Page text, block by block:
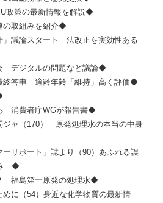
策の最新情報を解説◆
の取組みを紹介◆
議論スタート 法改正を実効性ある
デジタルの問題など議論◆
答申 適齢年齢「維持」高く評価◆
消費者庁WGが報告書◆
ャ（170） 原発処理水の本当の中身
リポート」誌より（90）あふれる誤
み ◆
福島第一原発の処理水◆
に（54）身近な化学物質の最新情